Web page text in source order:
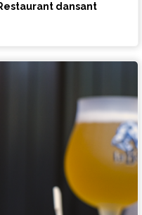
dansant